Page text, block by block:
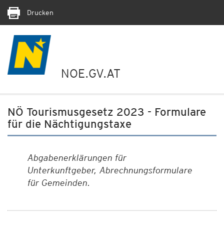
Drucken
NOE.GV.AT
NÖ Tourismusgesetz 2023 - Formulare
für die Nächtigungstaxe
Abgabenerklärungen für
Unterkunftgeber, Abrechnungsformulare
für Gemeinden.